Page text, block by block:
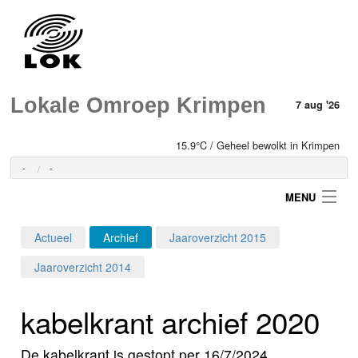
Lokale Omroep Krimpen 7 aug '26
15.9°C / Geheel bewolkt in Krimpen
- -
MENU
Programma's
Actueel Archief
Jaaroverzicht 2015
Jaaroverzicht 2014
kabelkrant archief 2020